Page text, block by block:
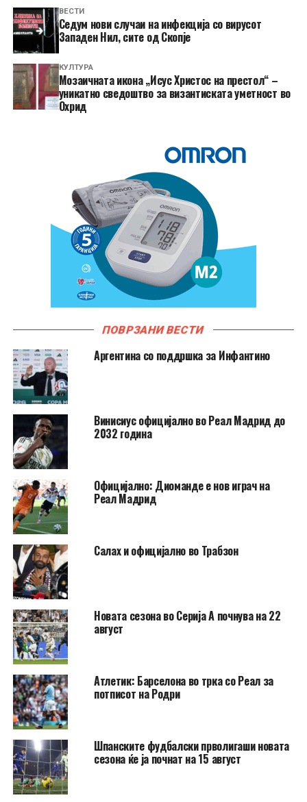
ВЕСТИ
Седум нови случаи на инфекција со вирусот
Западен Нил, сите од Скопје
КУЛТУРА
Мозаичната икона „Исус Христос на престол“ –
уникатно сведоштво за византиската уметност во
Охрид
ПОВРЗАНИ ВЕСТИ
Аргентина со поддршка за Инфантино
Винисиус официјално во Реал Мадрид до
2032 година
Официјално: Диоманде е нов играч на
Реал Мадрид
Салах и официјално во Трабзон
Новата сезона во Серија А почнува на 22
август
Атлетик: Барселона во трка со Реал за
потписот на Родри
Шпанските фудбалски прволигаши новата
сезона ќе ја почнат на 15 август